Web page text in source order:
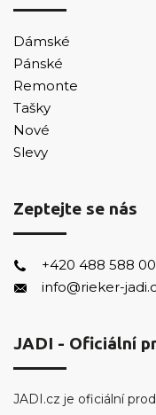
Dámské
Pánské
Remonte
Tašky
Nové
Slevy
Zeptejte se nás
+420 488 588
info@rieker-
JADI - Oficiální
JADI.cz je oficiální